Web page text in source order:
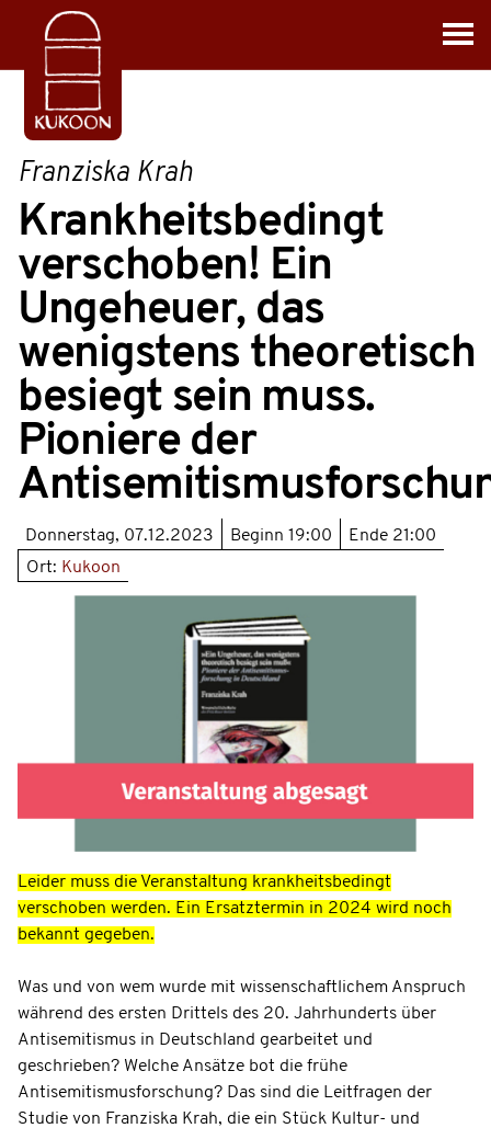
Franziska Krah
Krankheitsbedingt
verschoben! Ein
Ungeheuer, das
wenigstens theoretisch
besiegt sein muss.
Pioniere der
Donnerstag, 07.12.2023 Beginn 19:00 Ende 21:00
Ort: Kukoon
Leider muss die Veranstaltung krankheitsbedingt
verschoben werden. Ein Ersatztermin in 2024 wird noch
bekannt gegeben.
Was und von wem wurde mit wissenschaftlichem Anspruch
während des ersten Drittels des 20. Jahrhunderts über
Antisemitismus in Deutschland gearbeitet und
geschrieben? Welche Ansätze bot die frühe
Antisemitismusforschung? Das sind die Leitfragen der
Studie von Franziska Krah, die ein Stück Kultur- und